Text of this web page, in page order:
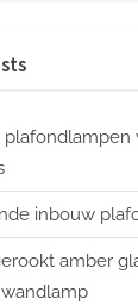
plafondlampen
inbouw
amber